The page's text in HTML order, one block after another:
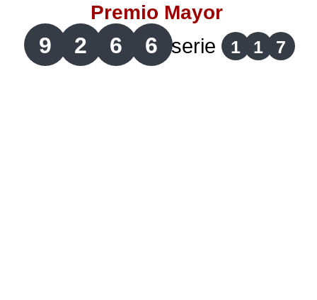
Lotería de Santander
Lotería del Cauca
Premio Mayor
9 2 6 6 serie 1 1 7